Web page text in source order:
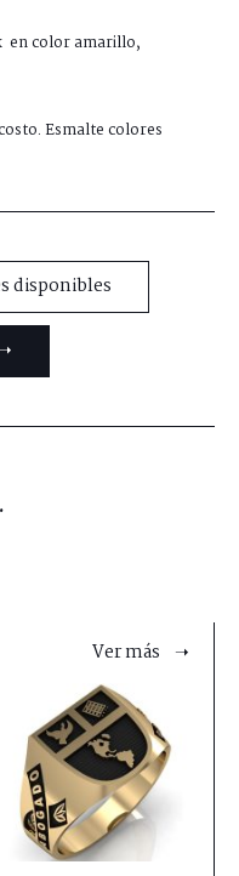
en color amarillo,
Esmalte colores
disponibles
Ver más ➝